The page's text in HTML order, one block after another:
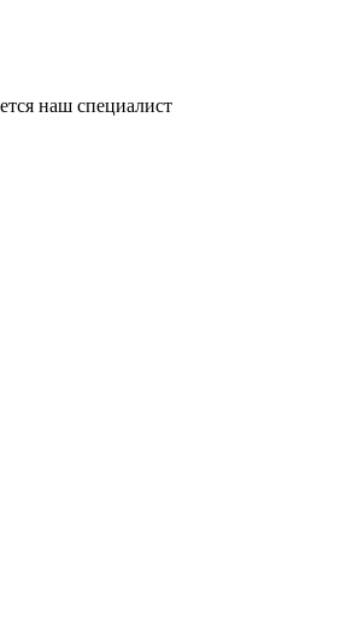
наш специалист